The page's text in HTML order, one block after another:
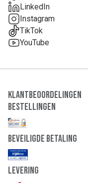
LinkedIn
Instagram
TikTok
YouTube
Klantbeoordelingen
Bestellingen
Beveiligde Betaling
Levering